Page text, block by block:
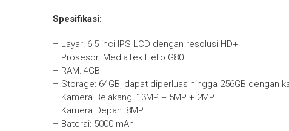
Spesifikasi:
– Layar: 6,5 inci IPS LCD dengan resolusi HD+
– Prosesor: MediaTek Helio G80
– RAM: 4GB
– Storage: 64GB, dapat diperluas hingga 256GB dengan
– Kamera Belakang: 13MP + 5MP + 2MP
– Kamera Depan: 8MP
– Baterai: 5000 mAh